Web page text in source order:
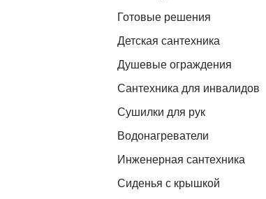
Готовые решения
Детская сантехника
Душевые ограждения
Сантехника для инвалидов
Сушилки для рук
Водонагреватели
Инженерная сантехника
Сиденья с крышкой